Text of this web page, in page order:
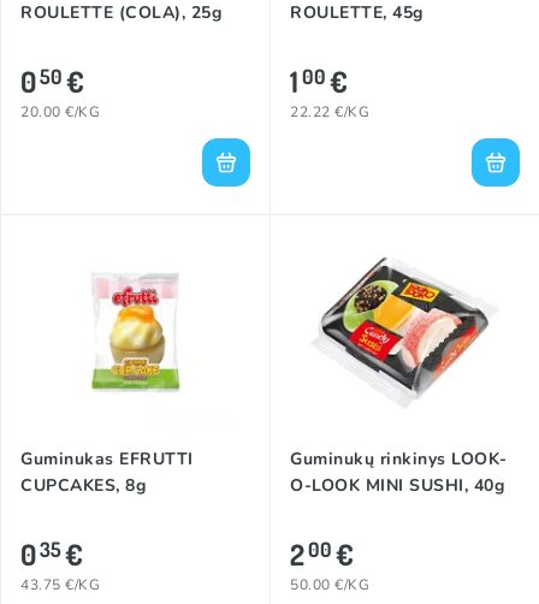
ROULETTE (COLA), 25g
050€
20.00 €/KG
ROULETTE, 45g
100€
22.22 €/KG
Guminukas EFRUTTI
CUPCAKES, 8g
035€
43.75 €/KG
Guminukų rinkinys LOOK-
O-LOOK MINI SUSHI, 40g
200€
50.00 €/KG